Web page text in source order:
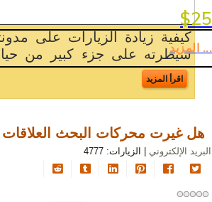
السياحة
تلميحات
الإعلان
و
الترويج
التسويق
و
الإعلان
و
الترويج
$25
... المزيد
الهشيم و
[...]
علامة تجارية
ولكن ربما تساءلت
هل غيرت محركات البحث العلاقات
البريد الإلكتروني | الزيارات: 4777